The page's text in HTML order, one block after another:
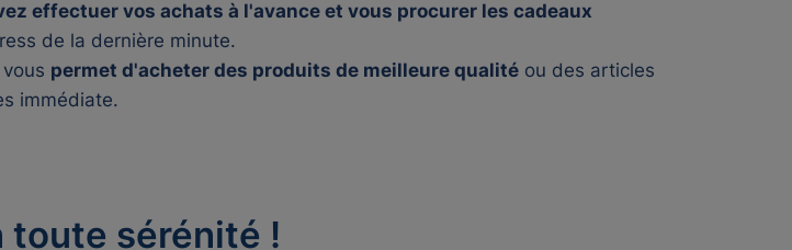
effectuer vos achats à l'avance et vous procurer les cadeaux
de la dernière minute.
permet d'acheter des produits de meilleure qualité ou des articles
immédiate.
toute sérénité !